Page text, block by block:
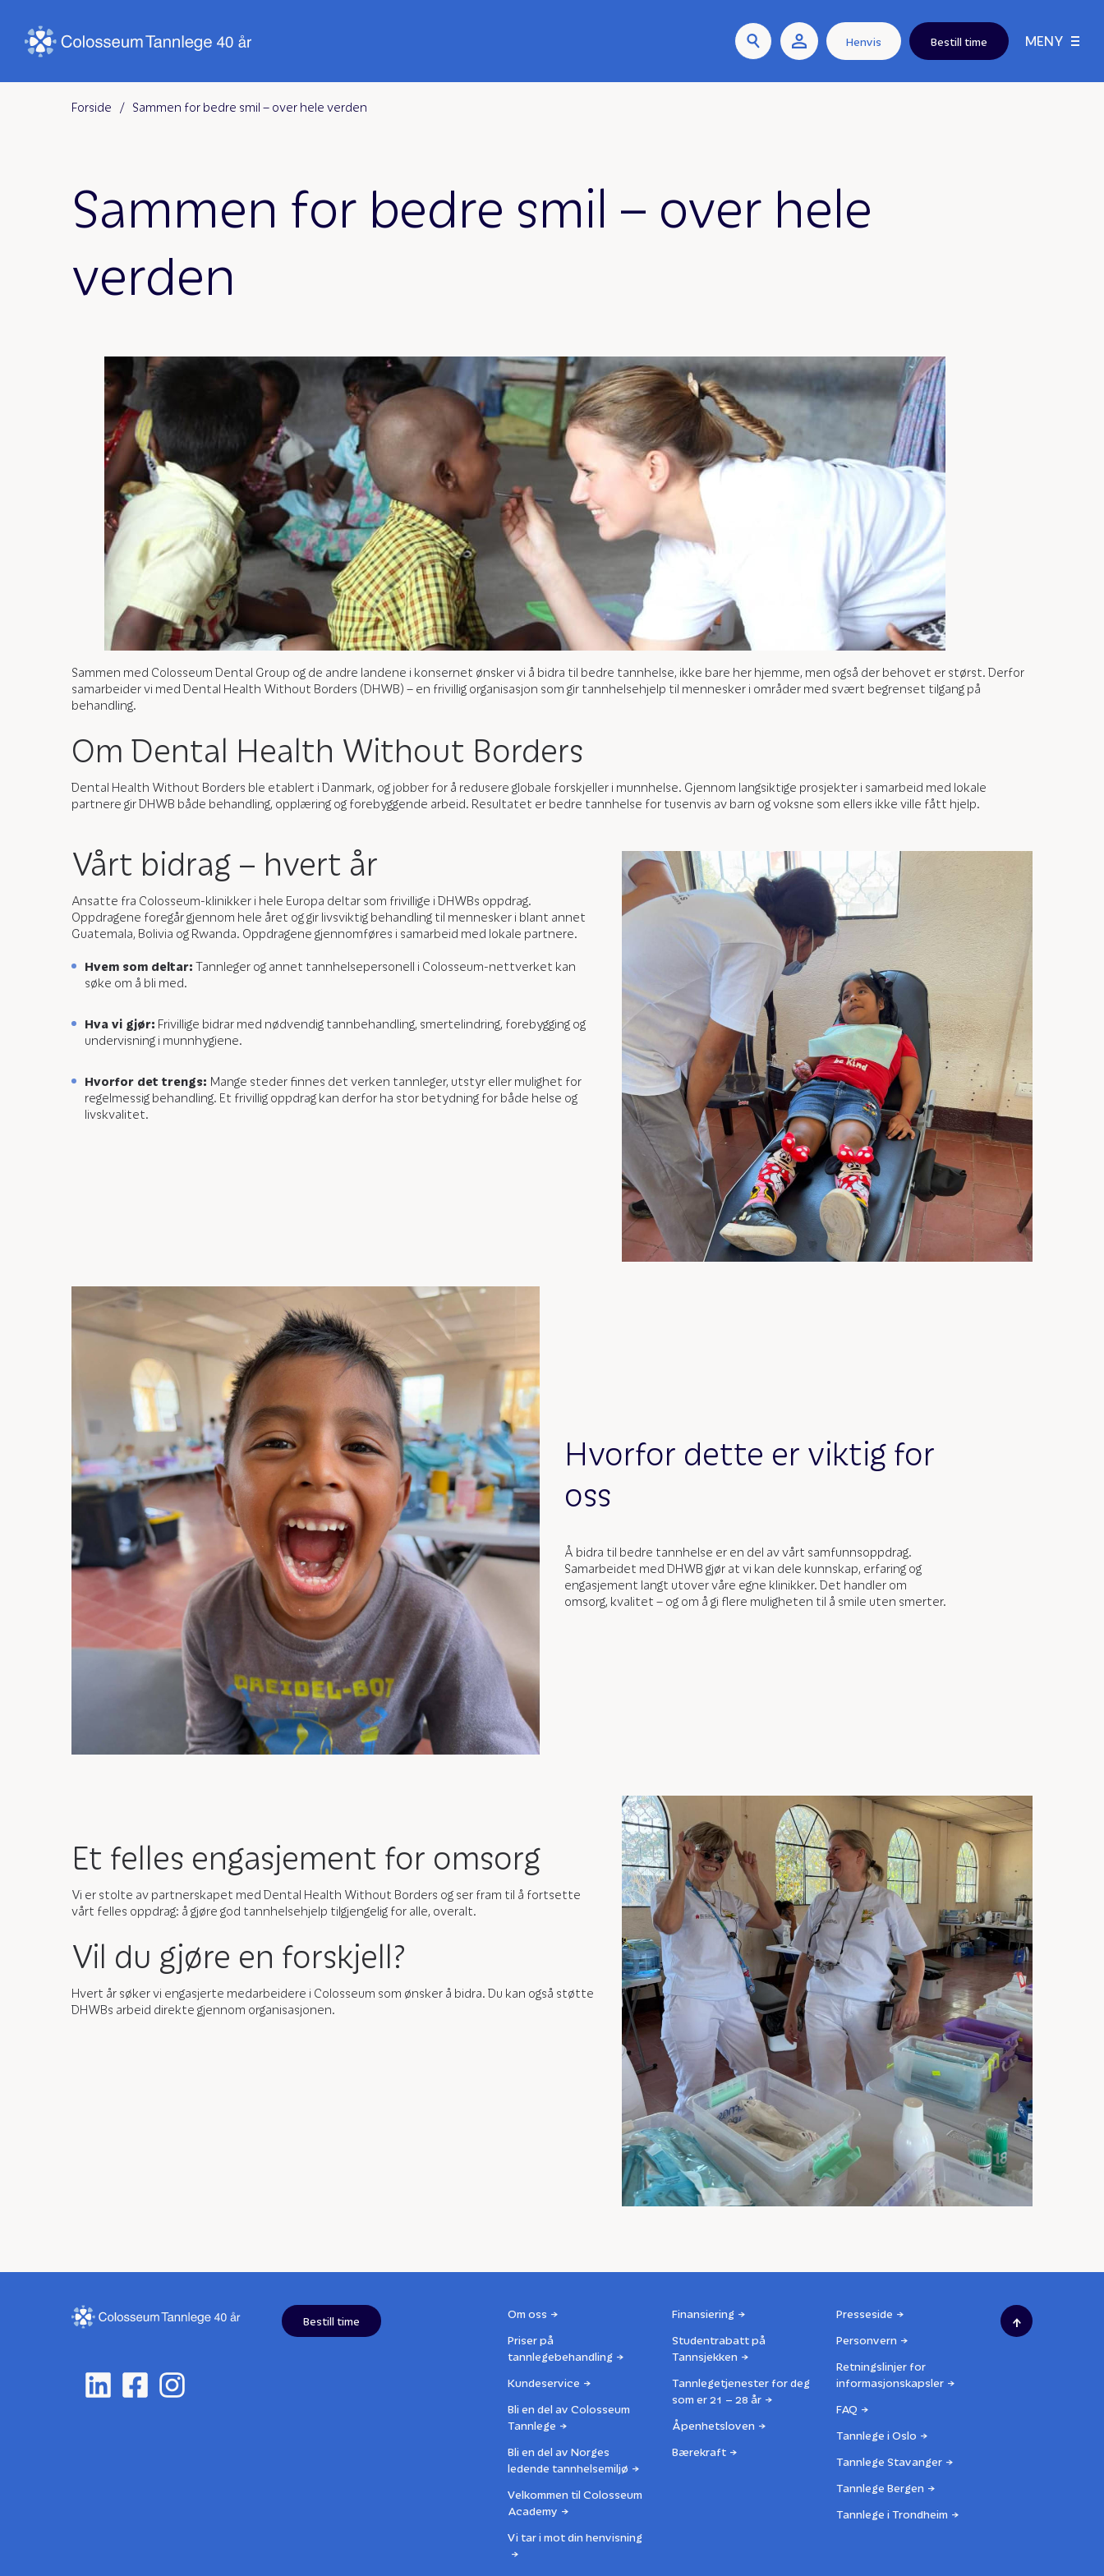
Henvis Bestill time MENY
Forside / Sammen for bedre smil – over hele verden
Sammen for bedre smil – over hele
verden
Sammen med Colosseum Dental Group og de andre landene i konsernet ønsker vi å bidra til bedre tannhelse, ikke bare her hjemme, men også der behovet er størst. Derfor
samarbeider vi med Dental Health Without Borders (DHWB) – en frivillig organisasjon som gir tannhelsehjelp til mennesker i områder med svært begrenset tilgang på
behandling.
Om Dental Health Without Borders
Dental Health Without Borders ble etablert i Danmark, og jobber for å redusere globale forskjeller i munnhelse. Gjennom langsiktige prosjekter i samarbeid med lokale
partnere gir DHWB både behandling, opplæring og forebyggende arbeid. Resultatet er bedre tannhelse for tusenvis av barn og voksne som ellers ikke ville fått hjelp.
Vårt bidrag – hvert år
Ansatte fra Colosseum-klinikker i hele Europa deltar som frivillige i DHWBs oppdrag.
Oppdragene foregår gjennom hele året og gir livsviktig behandling til mennesker i blant annet
Guatemala, Bolivia og Rwanda. Oppdragene gjennomføres i samarbeid med lokale partnere.
Hvem som deltar: Tannleger og annet tannhelsepersonell i Colosseum-nettverket kan
søke om å bli med.
Hva vi gjør: Frivillige bidrar med nødvendig tannbehandling, smertelindring, forebygging og
undervisning i munnhygiene.
Hvorfor det trengs: Mange steder finnes det verken tannleger, utstyr eller mulighet for
regelmessig behandling. Et frivillig oppdrag kan derfor ha stor betydning for både helse og
livskvalitet.
Hvorfor dette er viktig for
oss
Å bidra til bedre tannhelse er en del av vårt samfunnsoppdrag.
Samarbeidet med DHWB gjør at vi kan dele kunnskap, erfaring og
engasjement langt utover våre egne klinikker. Det handler om
omsorg, kvalitet – og om å gi flere muligheten til å smile uten smerter.
Et felles engasjement for omsorg
Vi er stolte av partnerskapet med Dental Health Without Borders og ser fram til å fortsette
vårt felles oppdrag: å gjøre god tannhelsehjelp tilgjengelig for alle, overalt.
Vil du gjøre en forskjell?
Hvert år søker vi engasjerte medarbeidere i Colosseum som ønsker å bidra. Du kan også støtte
DHWBs arbeid direkte gjennom organisasjonen.
Bestill time
Om oss
Priser på
tannlegebehandling
Kundeservice
Bli en del av Colosseum
Tannlege
Bli en del av Norges
ledende tannhelsemiljø
Velkommen til Colosseum
Academy
Vi tar i mot din henvisning
Finansiering
Studentrabatt på
Tannsjekken
Tannlegetjenester for deg
som er 21 – 28 år
Åpenhetsloven
Bærekraft
Presseside
Personvern
Retningslinjer for
informasjonskapsler
FAQ
Tannlege i Oslo
Tannlege Stavanger
Tannlege Bergen
Tannlege i Trondheim
↑